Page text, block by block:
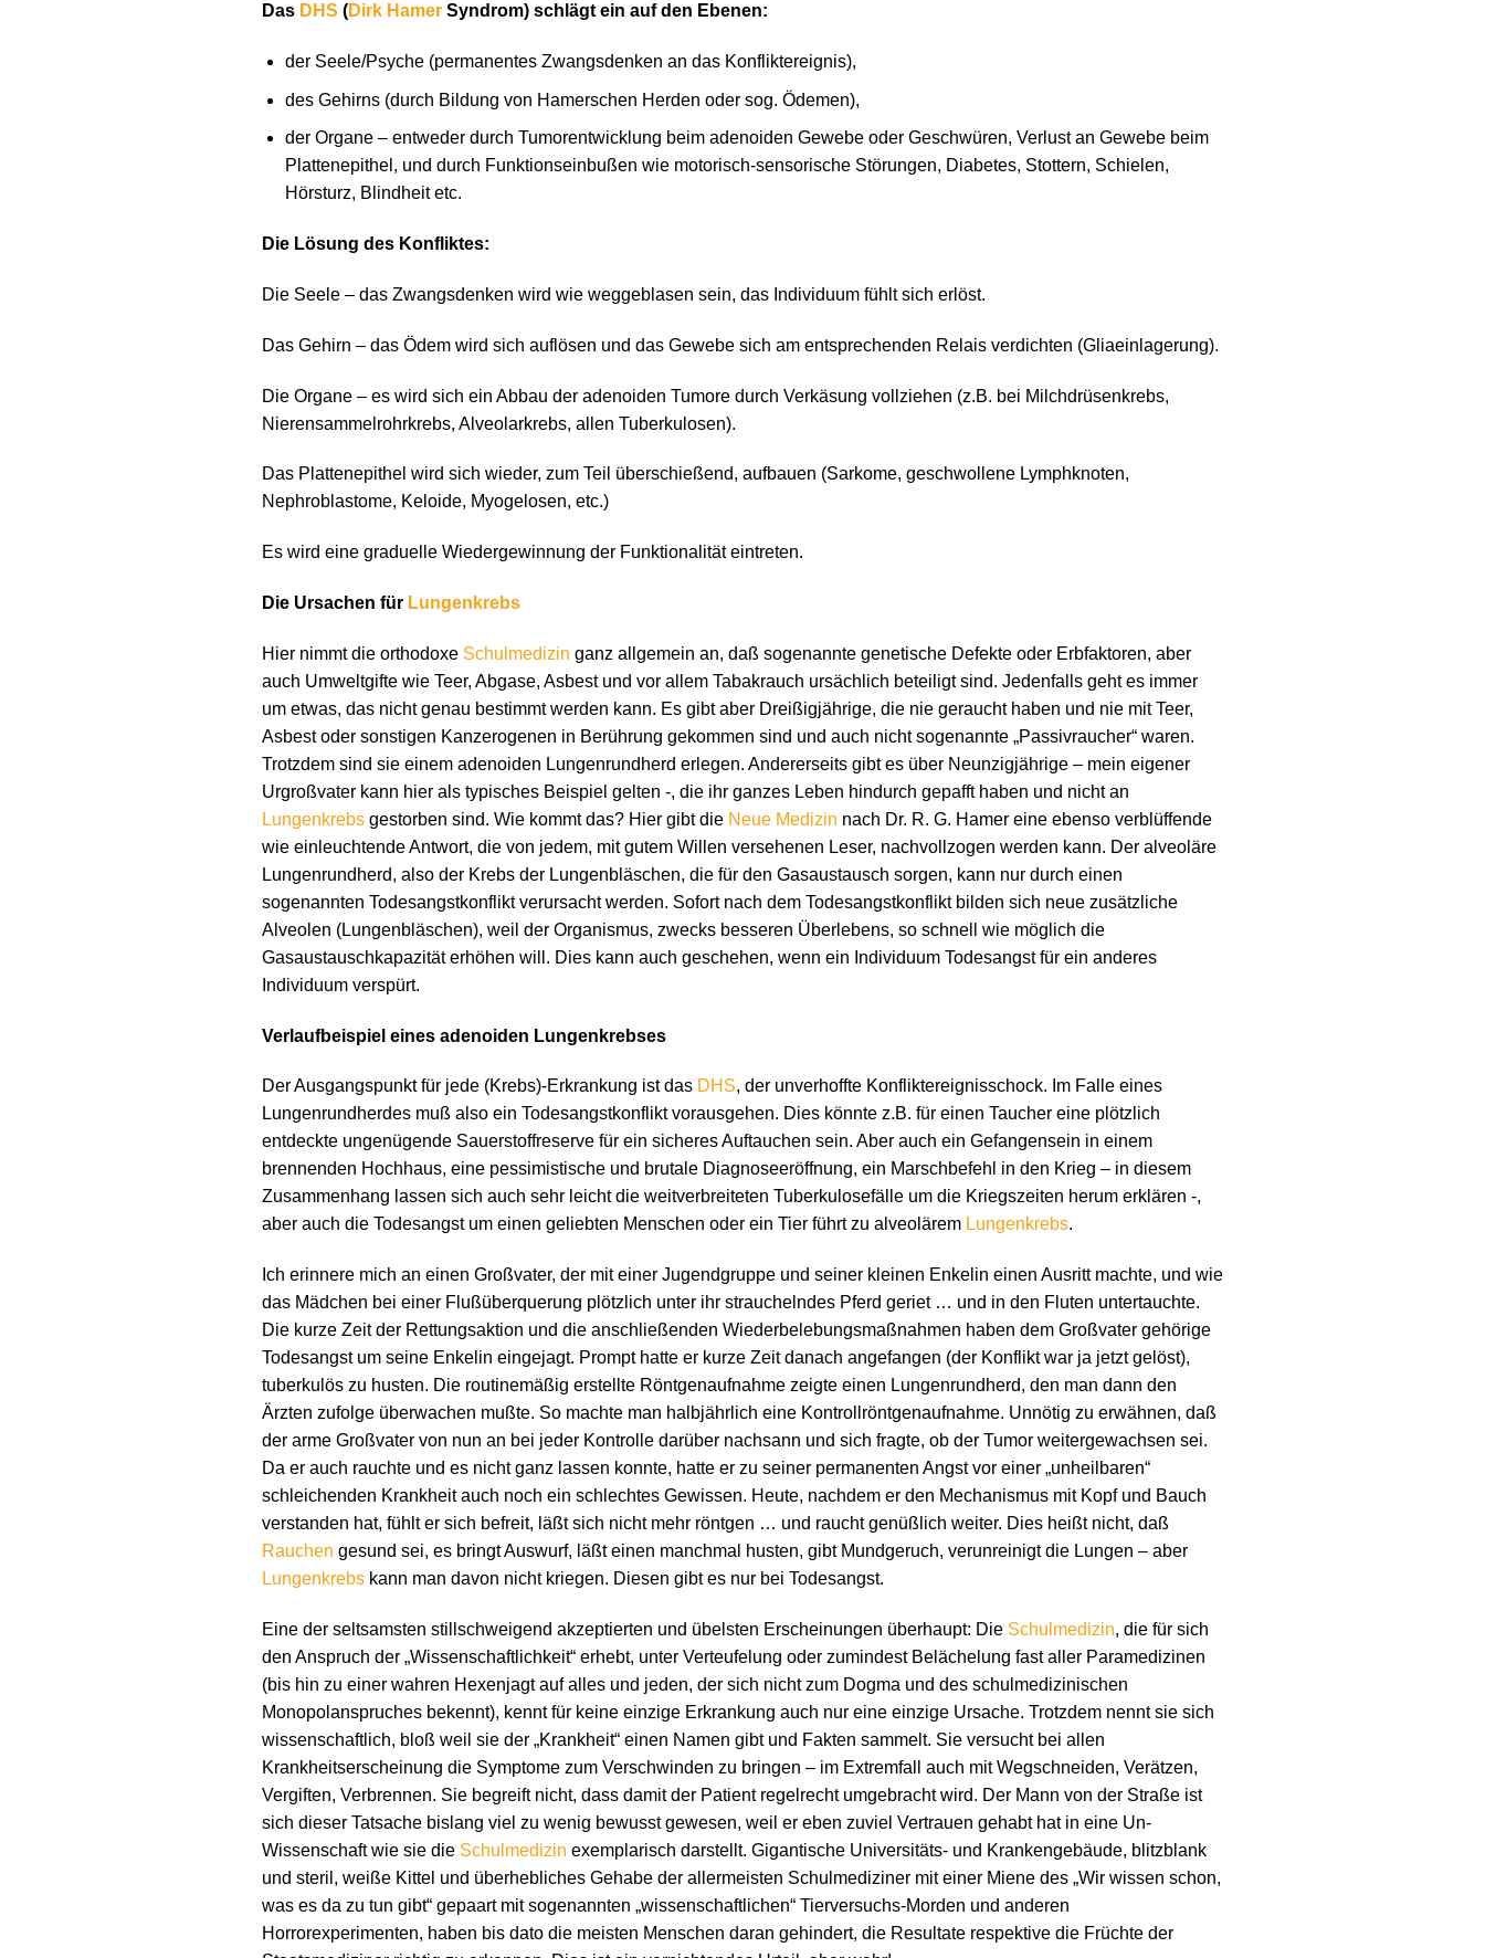
Das DHS (Dirk Hamer Syndrom) schlägt ein auf den Ebenen:
der Seele/Psyche (permanentes Zwangsdenken an das Konfliktereignis),
des Gehirns (durch Bildung von Hamerschen Herden oder sog. Ödemen),
der Organe – entweder durch Tumorentwicklung beim adenoiden Gewebe oder Geschwüren, Verlust an Gewebe beim
Plattenepithel, und durch Funktionseinbußen wie motorisch-sensorische Störungen, Diabetes, Stottern, Schielen,
Hörsturz, Blindheit etc.
Die Lösung des Konfliktes:
Die Seele – das Zwangsdenken wird wie weggeblasen sein, das Individuum fühlt sich erlöst.
Das Gehirn – das Ödem wird sich auflösen und das Gewebe sich am entsprechenden Relais verdichten (Gliaeinlagerung).
Die Organe – es wird sich ein Abbau der adenoiden Tumore durch Verkäsung vollziehen (z.B. bei Milchdrüsenkrebs,
Nierensammelrohrkrebs, Alveolarkrebs, allen Tuberkulosen).
Das Plattenepithel wird sich wieder, zum Teil überschießend, aufbauen (Sarkome, geschwollene Lymphknoten,
Nephroblastome, Keloide, Myogelosen, etc.)
Es wird eine graduelle Wiedergewinnung der Funktionalität eintreten.
Die Ursachen für Lungenkrebs
Hier nimmt die orthodoxe Schulmedizin ganz allgemein an, daß sogenannte genetische Defekte oder Erbfaktoren, aber
auch Umweltgifte wie Teer, Abgase, Asbest und vor allem Tabakrauch ursächlich beteiligt sind. Jedenfalls geht es immer
um etwas, das nicht genau bestimmt werden kann. Es gibt aber Dreißigjährige, die nie geraucht haben und nie mit Teer,
Asbest oder sonstigen Kanzerogenen in Berührung gekommen sind und auch nicht sogenannte „Passivraucher“ waren.
Trotzdem sind sie einem adenoiden Lungenrundherd erlegen. Andererseits gibt es über Neunzigjährige – mein eigener
Urgroßvater kann hier als typisches Beispiel gelten -, die ihr ganzes Leben hindurch gepafft haben und nicht an
Lungenkrebs gestorben sind. Wie kommt das? Hier gibt die Neue Medizin nach Dr. R. G. Hamer eine ebenso verblüffende
wie einleuchtende Antwort, die von jedem, mit gutem Willen versehenen Leser, nachvollzogen werden kann. Der alveoläre
Lungenrundherd, also der Krebs der Lungenbläschen, die für den Gasaustausch sorgen, kann nur durch einen
sogenannten Todesangstkonflikt verursacht werden. Sofort nach dem Todesangstkonflikt bilden sich neue zusätzliche
Alveolen (Lungenbläschen), weil der Organismus, zwecks besseren Überlebens, so schnell wie möglich die
Gasaustauschkapazität erhöhen will. Dies kann auch geschehen, wenn ein Individuum Todesangst für ein anderes
Individuum verspürt.
Verlaufbeispiel eines adenoiden Lungenkrebses
Der Ausgangspunkt für jede (Krebs)-Erkrankung ist das DHS, der unverhoffte Konfliktereignisschock. Im Falle eines
Lungenrundherdes muß also ein Todesangstkonflikt vorausgehen. Dies könnte z.B. für einen Taucher eine plötzlich
entdeckte ungenügende Sauerstoffreserve für ein sicheres Auftauchen sein. Aber auch ein Gefangensein in einem
brennenden Hochhaus, eine pessimistische und brutale Diagnoseeröffnung, ein Marschbefehl in den Krieg – in diesem
Zusammenhang lassen sich auch sehr leicht die weitverbreiteten Tuberkulosefälle um die Kriegszeiten herum erklären -,
aber auch die Todesangst um einen geliebten Menschen oder ein Tier führt zu alveolärem Lungenkrebs.
Ich erinnere mich an einen Großvater, der mit einer Jugendgruppe und seiner kleinen Enkelin einen Ausritt machte, und wie
das Mädchen bei einer Flußüberquerung plötzlich unter ihr strauchelndes Pferd geriet … und in den Fluten untertauchte.
Die kurze Zeit der Rettungsaktion und die anschließenden Wiederbelebungsmaßnahmen haben dem Großvater gehörige
Todesangst um seine Enkelin eingejagt. Prompt hatte er kurze Zeit danach angefangen (der Konflikt war ja jetzt gelöst),
tuberkulös zu husten. Die routinemäßig erstellte Röntgenaufnahme zeigte einen Lungenrundherd, den man dann den
Ärzten zufolge überwachen mußte. So machte man halbjährlich eine Kontrollröntgenaufnahme. Unnötig zu erwähnen, daß
der arme Großvater von nun an bei jeder Kontrolle darüber nachsann und sich fragte, ob der Tumor weitergewachsen sei.
Da er auch rauchte und es nicht ganz lassen konnte, hatte er zu seiner permanenten Angst vor einer „unheilbaren“
schleichenden Krankheit auch noch ein schlechtes Gewissen. Heute, nachdem er den Mechanismus mit Kopf und Bauch
verstanden hat, fühlt er sich befreit, läßt sich nicht mehr röntgen … und raucht genüßlich weiter. Dies heißt nicht, daß
Rauchen gesund sei, es bringt Auswurf, läßt einen manchmal husten, gibt Mundgeruch, verunreinigt die Lungen – aber
Lungenkrebs kann man davon nicht kriegen. Diesen gibt es nur bei Todesangst.
Eine der seltsamsten stillschweigend akzeptierten und übelsten Erscheinungen überhaupt: Die Schulmedizin, die für sich
den Anspruch der „Wissenschaftlichkeit“ erhebt, unter Verteufelung oder zumindest Belächelung fast aller Paramedizinen
(bis hin zu einer wahren Hexenjagt auf alles und jeden, der sich nicht zum Dogma und des schulmedizinischen
Monopolanspruches bekennt), kennt für keine einzige Erkrankung auch nur eine einzige Ursache. Trotzdem nennt sie sich
wissenschaftlich, bloß weil sie der „Krankheit“ einen Namen gibt und Fakten sammelt. Sie versucht bei allen
Krankheitserscheinung die Symptome zum Verschwinden zu bringen – im Extremfall auch mit Wegschneiden, Verätzen,
Vergiften, Verbrennen. Sie begreift nicht, dass damit der Patient regelrecht umgebracht wird. Der Mann von der Straße ist
sich dieser Tatsache bislang viel zu wenig bewusst gewesen, weil er eben zuviel Vertrauen gehabt hat in eine Un-
Wissenschaft wie sie die Schulmedizin exemplarisch darstellt. Gigantische Universitäts- und Krankengebäude, blitzblank
und steril, weiße Kittel und überhebliches Gehabe der allermeisten Schulmediziner mit einer Miene des „Wir wissen schon,
was es da zu tun gibt“ gepaart mit sogenannten „wissenschaftlichen“ Tierversuchs-Morden und anderen
Horrorexperimenten, haben bis dato die meisten Menschen daran gehindert, die Resultate respektive die Früchte der